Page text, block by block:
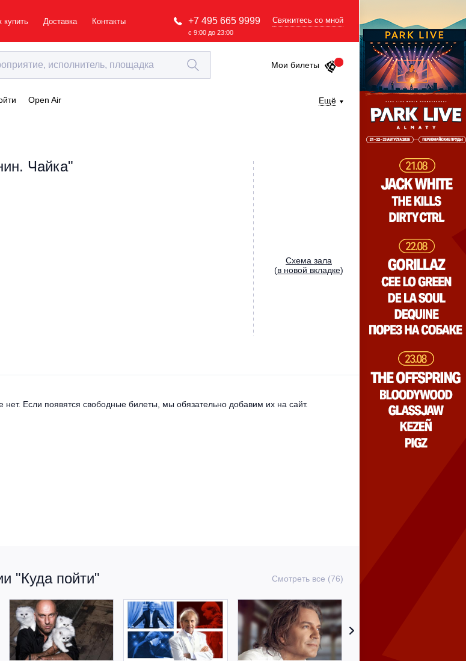
купить Доставка Контакты +7 495 665 9999
с 9:00 до 23:00
Свяжитесь со мной
Мои билеты
Open Air Ещё
Чайка"
Cхема зала
(в новой вкладке)
Если появятся свободные билеты, мы обязательно добавим их на сайт.
"Куда пойти" Смотреть все (76)